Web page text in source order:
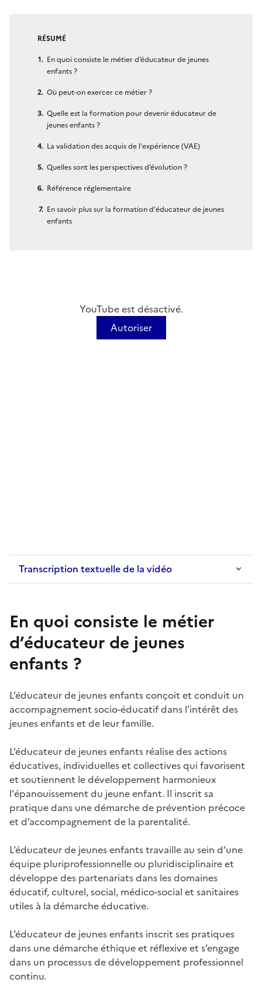
RÉSUMÉ
En quoi consiste le métier d’éducateur de jeunes
enfants ?
Où peut-on exercer ce métier ?
Quelle est la formation pour devenir éducateur de
jeunes enfants ?
La validation des acquis de l'expérience (VAE)
Quelles sont les perspectives d’évolution ?
Référence réglementaire
En savoir plus sur la formation d'éducateur de jeunes
enfants
YouTube est désactivé.
Autoriser
Transcription textuelle de la vidéo
En quoi consiste le métier
d’éducateur de jeunes
enfants ?
L’éducateur de jeunes enfants conçoit et conduit un
accompagnement socio-éducatif dans l’intérêt des
jeunes enfants et de leur famille.
L’éducateur de jeunes enfants réalise des actions
éducatives, individuelles et collectives qui favorisent
et soutiennent le développement harmonieux
l'épanouissement du jeune enfant. Il inscrit sa
pratique dans une démarche de prévention précoce
et d’accompagnement de la parentalité.
L’éducateur de jeunes enfants travaille au sein d’une
équipe pluriprofessionnelle ou pluridisciplinaire et
développe des partenariats dans les domaines
éducatif, culturel, social, médico-social et sanitaires
utiles à la démarche éducative.
L’éducateur de jeunes enfants inscrit ses pratiques
dans une démarche éthique et réflexive et s’engage
dans un processus de développement professionnel
continu.